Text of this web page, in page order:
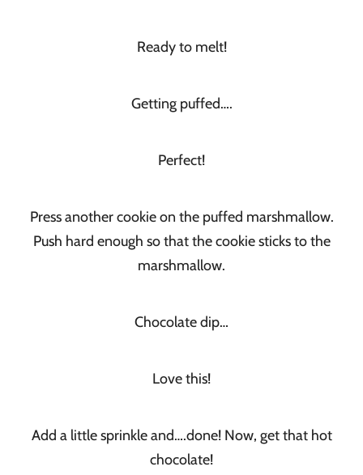
Ready to melt!
Getting puffed….
Perfect!
Press another cookie on the puffed marshmallow.
Push hard enough so that the cookie sticks to the
marshmallow.
Chocolate dip…
Love this!
Add a little sprinkle and….done! Now, get that hot
chocolate!